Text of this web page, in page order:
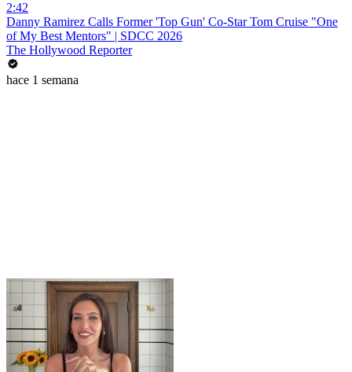
2:42
Danny Ramirez Calls Former 'Top Gun' Co-Star Tom Cruise "One
of My Best Mentors" | SDCC 2026
The Hollywood Reporter
hace 1 semana